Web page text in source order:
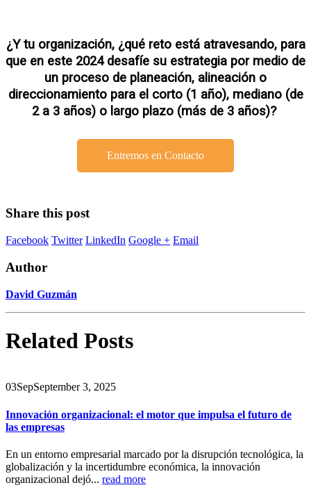
¿Ytuorganización, ¿qué reto está atravesando,para
que en este 2024desafíe su estrategia por medio de
un proceso de planeación, alineación o
direccionamientopara el corto (1 año), mediano (de
2 a 3 años) o largo plazo (más de 3 años)?
Entremos en Contacto
Share this post
Facebook Twitter LinkedIn Google + Email
Author
David Guzmán
Related Posts
03SepSeptember 3, 2025
Innovación organizacional: el motor que impulsa el futuro de
las empresas
En un entorno empresarial marcado por la disrupción tecnológica, la
globalización y la incertidumbre económica, la innovación
organizacional dejó... read more